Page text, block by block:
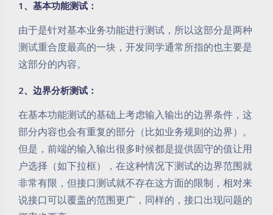
1、基本功能测试：
由于是针对基本业务功能进行测试，所以这部分是两种
测试重合度最高的一块，开发同学通常所指的也主要是
这部分的内容。
2、边界分析测试：
在基本功能测试的基础上考虑输入输出的边界条件，这
部分内容也会有重复的部分（比如业务规则的边界）。
但是，前端的输入输出很多时候都是提供固守的值让用
户选择（如下拉框），在这种情况下测试的边界范围就
非常有限，但接口测试就不存在这方面的限制，相对来
说接口可以覆盖的范围更广，同样的，接口出现问题的